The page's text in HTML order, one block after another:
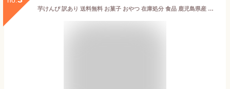
芋けんぴ 訳あり 送料無料 お菓子 おやつ 在庫処分 食品 鹿児島県産 さつまいもスティック ぽりっこ芋 60g 4パックセット 3種のさつま芋 スナック フライ 九州産産 国産 無添加 砂糖・食塩不使用 さつまいも 芋